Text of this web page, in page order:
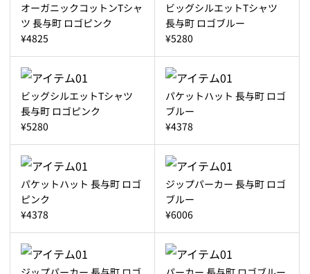
オーガニックコットンTシャ
ツ 長与町 ロゴピンク
¥4825
ビッグシルエットTシャツ
長与町 ロゴブルー
¥5280
ビッグシルエットTシャツ
長与町 ロゴピンク
¥5280
パケットハット 長与町 ロゴ
ブルー
¥4378
パケットハット 長与町 ロゴ
ピンク
¥4378
ジップパーカー 長与町 ロゴ
ブルー
¥6006